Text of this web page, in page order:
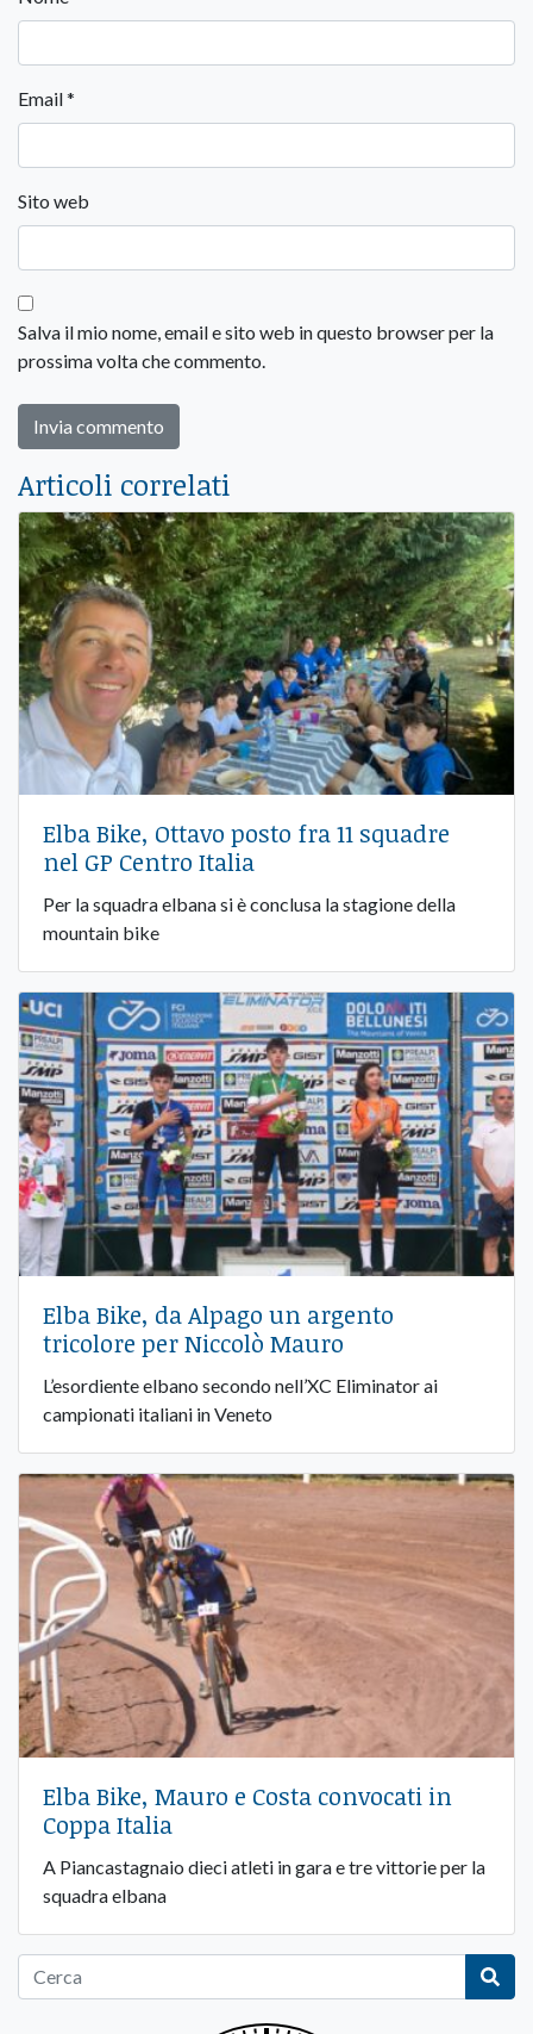
Email*
Sito web
Salva il mio nome, email e sito web in questo browser per la
prossima volta che commento.
Articoli correlati
Elba Bike, Ottavo posto fra 11 squadre
nel GP Centro Italia
Per la squadra elbana si è conclusa la stagione della
mountain bike
Elba Bike, da Alpago un argento
tricolore per Niccolò Mauro
L’esordiente elbano secondo nell’XC Eliminator ai
campionati italiani in Veneto
Elba Bike, Mauro e Costa convocati in
Coppa Italia
A Piancastagnaio dieci atleti in gara e tre vittorie per la
squadra elbana